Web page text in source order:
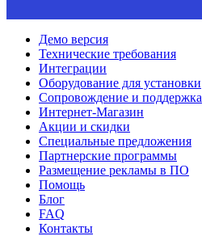
Демо версия
Технические требования
Интеграции
Оборудование для установки
Сопровождение и поддержка
Интернет-Магазин
Акции и скидки
Специальные предложения
Партнерские программы
Размещение рекламы в ПО
Помощь
Блог
FAQ
Контакты